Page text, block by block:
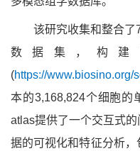
该研究收集和整合
数据集，构建
(https://www.biosino.org/
本的3,168,824个细胞的
atlas提供了一个交互式
据的可视化和特征分析